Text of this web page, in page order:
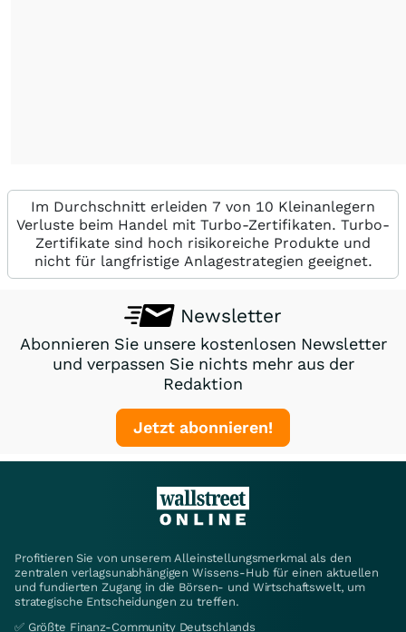
Im Durchschnitt erleiden 7 von 10 Kleinanlegern
Verluste beim Handel mit Turbo-Zertifikaten. Turbo-
Zertifikate sind hoch risikoreiche Produkte und
nicht für langfristige Anlagestrategien geeignet.
Newsletter
Abonnieren Sie unsere kostenlosen Newsletter
und verpassen Sie nichts mehr aus der
Redaktion
Jetzt abonnieren!
Profitieren Sie von unserem Alleinstellungsmerkmal als den
zentralen verlagsunabhängigen Wissens-Hub für einen aktuellen
und fundierten Zugang in die Börsen- und Wirtschaftswelt, um
strategische Entscheidungen zu treffen.
✅ Größte Finanz-Community Deutschlands